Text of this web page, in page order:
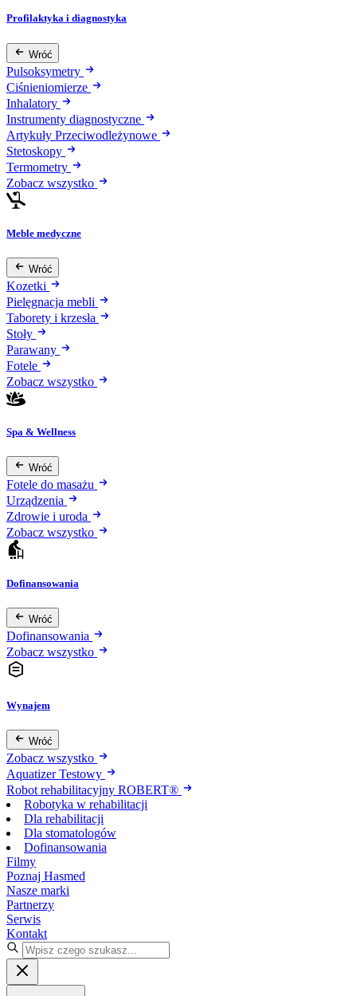
Profilaktyka i diagnostyka
Wróć
Pulsoksymetry
Ciśnieniomierze
Inhalatory
Instrumenty diagnostyczne
Artykuły Przeciwodleżynowe
Stetoskopy
Termometry
Zobacz wszystko
Meble medyczne
Wróć
Kozetki
Pielęgnacja mebli
Taborety i krzesła
Stoły
Parawany
Fotele
Zobacz wszystko
Spa & Wellness
Wróć
Fotele do masażu
Urządzenia
Zdrowie i uroda
Zobacz wszystko
Dofinansowania
Wróć
Dofinansowania
Zobacz wszystko
Wynajem
Wróć
Zobacz wszystko
Aquatizer Testowy
Robot rehabilitacyjny ROBERT®
Robotyka w rehabilitacji
Dla rehabilitacji
Dla stomatologów
Dofinansowania
Filmy
Poznaj Hasmed
Nasze marki
Partnerzy
Serwis
Kontakt